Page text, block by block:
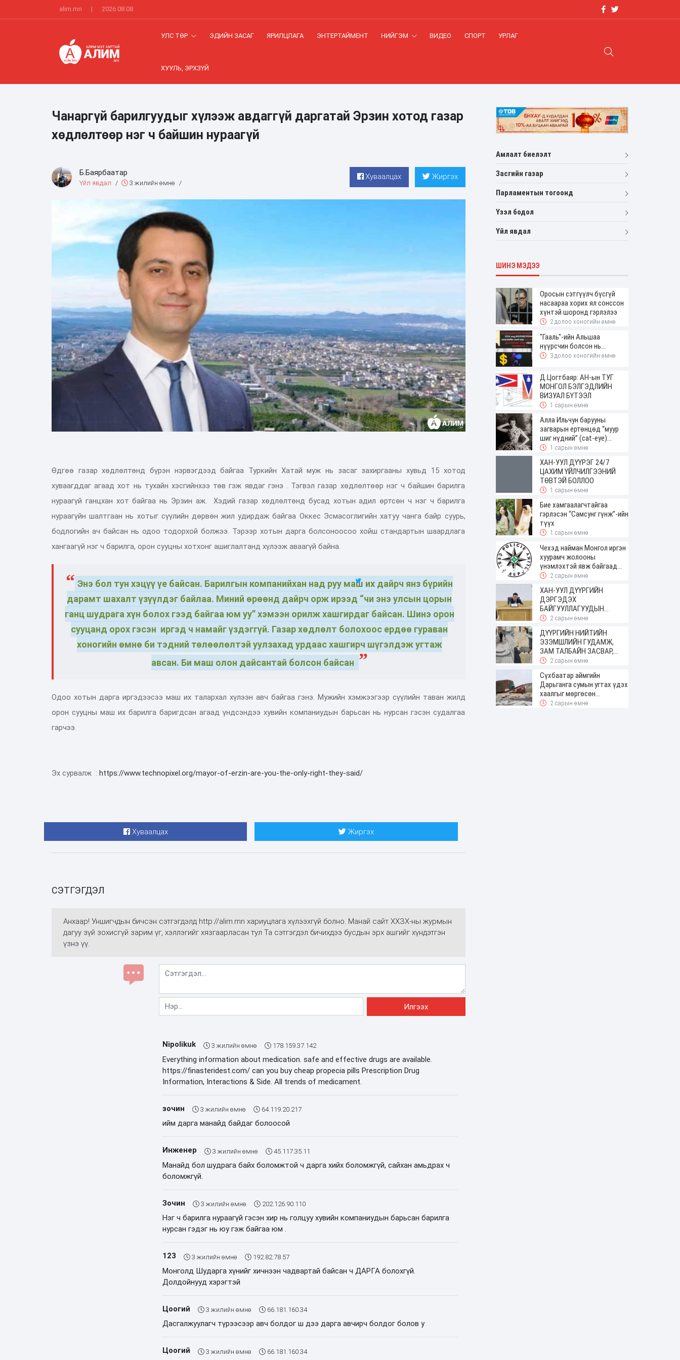
alim.mn | 2026.08.08
УЛС ТӨР ЭДИЙН ЗАСАГ ЯРИЛЦЛАГА ЭНТЕРТАЙМЕНТ НИЙГЭМ ВИДЕО СПОРТ УРЛАГ
ХУУЛЬ, ЭРХЗҮЙ
Чанаргүй барилгуудыг хүлээж авдаггүй даргатай Эрзин хотод газар
хөдлөлтөөр нэг ч байшин нураагүй
Б.Баярбаатар
Үйл явдал / 3 жилийн өмнө /
Хуваалцах Жиргэх
Өдгөө газар хөдлөлтөнд бүрэн нэрвэгдээд байгаа Туркийн Хатай муж нь засаг захиргааны хувьд 15 хотод
хуваагддаг агаад хот нь тухайн хэсгийнхээ төв гэж явдаг гэнэ . Тэгвэл газар хөдлөлтөөр нэг ч байшин барилга
нураагүй ганцхан хот байгаа нь Эрзин аж. Хэдий газар хөдлөлтөнд бусад хотын адил өртсөн ч нэг ч барилга
нураагүйн шалтгаан нь хотыг сүүлийн дөрвөн жил удирдаж байгаа Оккес Эсмасоглигийн хатуу чанга байр суурь,
бодлогийн ач байсан нь одоо тодорхой болжээ. Тэрээр хотын дарга болсоноосоо хойш стандартын шаардлага
хангаагүй нэг ч барилга, орон сууцны хотхонг ашиглалтанд хүлээж аваагүй байна.
Энэ бол тун хэцүү үе байсан. Барилгын компанийхан над руу маш их дайрч янз бүрийн
дарамт шахалт үзүүлдэг байлаа. Миний өрөөнд дайрч орж ирээд “чи энэ улсын цорын
ганц шудрага хүн болох гээд байгаа юм уу” хэмээн орилж хашгирдаг байсан. Шинэ орон
сууцанд орох гэсэн иргэд ч намайг үздэггүй. Газар хөдлөлт болохоос ердөө гураван
хоногийн өмнө би тэдний төлөөлөлтэй уулзахад урдаас хашгирч шүгэлдэж угтаж
авсан. Би маш олон дайсантай болсон байсан
Одоо хотын дарга иргэдээсээ маш их талархал хүлээн авч байгаа гэнэ. Мужийн хэмжээгээр сүүлийн таван жилд
орон сууцны маш их барилга баригдсан агаад үндсэндээ хувийн компаниудын барьсан нь нурсан гэсэн судалгаа
гарчээ.
Эх сурвалж : https://www.technopixel.org/mayor-of-erzin-are-you-the-only-right-they-said/
Хуваалцах Жиргэх
СЭТГЭГДЭЛ
Анхаар! Уншигчдын бичсэн сэтгэгдэлд http://alim.mn хариуцлага хүлээхгүй болно. Манай сайт ХХЗХ-ны журмын
дагуу зүй зохисгүй зарим үг, хэллэгийг хязгаарласан тул Та сэтгэгдэл бичихдээ бусдын эрх ашгийг хүндэтгэн
үзнэ үү.
Nipolikuk 3 жилийн өмнө 178.159.37.142
Everything information about medication. safe and effective drugs are available.
https://finasteridest.com/ can you buy cheap propecia pills Prescription Drug
Information, Interactions & Side. All trends of medicament.
зочин 3 жилийн өмнө 64.119.20.217
ийм дарга манайд байдаг болоосой
Инженер 3 жилийн өмнө 45.117.35.11
Манайд бол шудрага байх боломжтой ч дарга хийх боломжгүй, сайхан амьдрах ч
боломжгүй.
Зочин 3 жилийн өмнө 202.126.90.110
Нэг ч барилга нураагүй гэсэн хир нь голцуу хувийн компаниудын барьсан барилга
нурсан гэдэг нь юу гэж байгаа юм .
123 3 жилийн өмнө 192.82.78.57
Монголд Шударга хүнийг хичнээн чадвартай байсан ч ДАРГА болохгүй.
Долдойнууд хэрэгтэй
Цоогий 3 жилийн өмнө 66.181.160.34
Дасгалжуулагч түрээсээр авч болдог ш дээ дарга авчирч болдог болов у
Цоогий 3 жилийн өмнө 66.181.160.34
Амлалт биелэлт
Засгийн газар
Парламентын тогоонд
Үзэл бодол
Үйл явдал
ШИНЭ МЭДЭЭ
Оросын сэтгүүлч бүсгүй
насаараа хорих ял сонссон
хүнтэй шоронд гэрлэлээ
2 долоо хоногийн өмнө
"Гааль"-ийн Альшаа
нүүрсчин болсон нь...
3 долоо хоногийн өмнө
Д.Цогтбаяр: АН-ын ТУГ
МОНГОЛ БЭЛГЭДЛИЙН
ВИЗУАЛ БҮТЭЭЛ
1 сарын өмнө
Алла Ильчун барууны
загварын ертөнцөд “муур
шиг нүдний” (cat-eye)
будалтын трендийг оруулж
1 сарын өмнө
ХАН-УУЛ ДҮҮРЭГ 24/7
ЦАХИМ ҮЙЛЧИЛГЭЭНИЙ
ТӨВТЭЙ БОЛЛОО
1 сарын өмнө
Бие хамгаалагчтайгаа
гэрлэсэн “Самсунг гүнж”-ийн
түүх
1 сарын өмнө
Чехэд найман Монгол иргэн
хуурамч жолооны
үнэмлэхтэй явж байгаад
баригджээ
2 сарын өмнө
ХАН-УУЛ ДҮҮРГИЙН
ДЭРГЭДЭХ
БАЙГУУЛЛАГУУДЫН
УДИРДАХ АЖИЛТНЫ
ШУУРХАЙ ЗӨВЛӨГӨӨН
ЗОХИОН БАЙГУУЛАГДЛАА
2 сарын өмнө
ДҮҮРГИЙН НИЙТИЙН
ЭЗЭМШЛИЙН ГУДАМЖ,
ЗАМ ТАЛБАЙН ЗАСВАР,
ШИНЭЧЛЭЛТИЙН АЖИЛ
2 сарын өмнө
Сүхбаатар аймгийн
Дарьганга сумын угтах үдэх
хаалгыг мөргөсөн
жолоочоос 150 сая төгрөг
2 сарын өмнө